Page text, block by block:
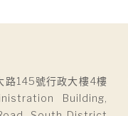
路145號行政大樓4樓
Building,